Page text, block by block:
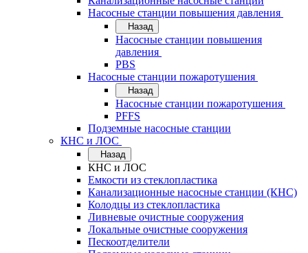
Насосные станции повышения давления
Назад
Насосные станции повышения
давления
PBS
Насосные станции пожаротушения
Назад
Насосные станции пожаротушения
PFFS
Подземные насосные станции
КНС и ЛОС
Назад
КНС и ЛОС
Емкости из стеклопластика
Канализационные насосные станции (КНС)
Колодцы из стеклопластика
Ливневые очистные сооружения
Локальные очистные сооружения
Пескоотделители